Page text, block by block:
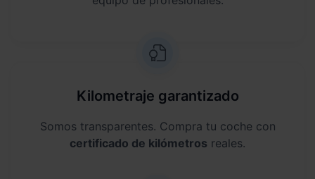
Kilometraje garantizado
Somos transparentes. Compra tu coche con
certificado de kilómetros reales.